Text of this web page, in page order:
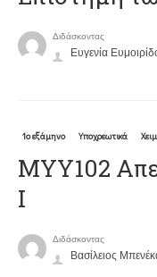
Διδάσκοντας
Ευγενία
1ο εξάμηνο Υποχρεωτικά
MYY102
Ι
Διδάσκοντας
Βασίλειος